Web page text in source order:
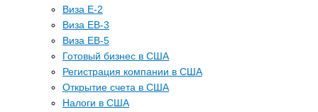
Виза E-2
Виза EB-3
Виза EB-5
Готовый бизнес в США
Регистрация компании в США
Открытие счета в США
Налоги в США